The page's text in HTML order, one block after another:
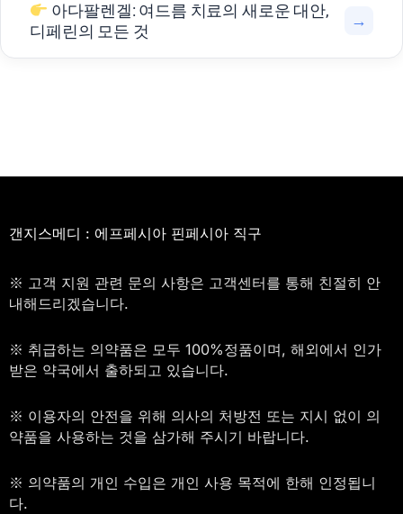
아다팔렌겔: 여드름 치료의 새로운 대안,
디페린의 모든 것
→
갠지스메디 : 에프페시아 핀페시아 직구
※ 고객 지원 관련 문의 사항은 고객센터를 통해 친절히 안
내해드리겠습니다.
※ 취급하는 의약품은 모두 100%정품이며, 해외에서 인가
받은 약국에서 출하되고 있습니다.
※ 이용자의 안전을 위해 의사의 처방전 또는 지시 없이 의
약품을 사용하는 것을 삼가해 주시기 바랍니다.
※ 의약품의 개인 수입은 개인 사용 목적에 한해 인정됩니
다.